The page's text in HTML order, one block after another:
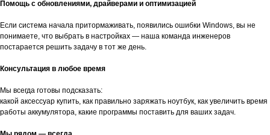
Помощь с обновлениями, драйверами и оптимизацией
Если система начала притормаживать, появились ошибки Windows, вы не
понимаете, что выбрать в настройках — наша команда инженеров
постарается решить задачу в тот же день.
Консультация в любое время
Мы всегда готовы подсказать:
какой аксессуар купить, как правильно заряжать ноутбук, как увеличить время
работы аккумулятора, какие программы поставить для ваших задач.